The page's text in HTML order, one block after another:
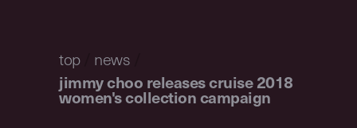
top/ news
jimmy choo releases cruise 2018
women's collection campaign